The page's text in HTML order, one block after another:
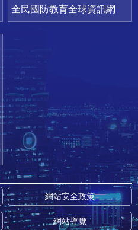
全民國防教育全球資訊網
網站安全政策
網站導覽